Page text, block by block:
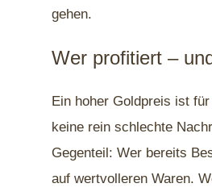
gehen.
Wer profitiert –
Ein hoher Goldpreis ist für
keine rein schlechte
Gegenteil: Wer bereits
auf wertvolleren Waren.